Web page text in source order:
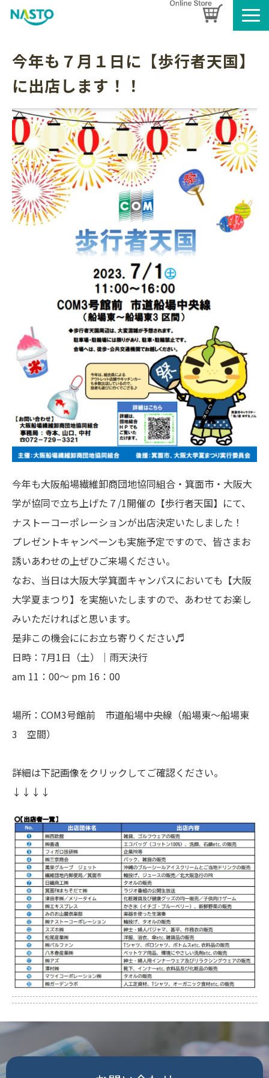
製品情報
お知らせ
ブログ
名入れタオルのご案内
採用情報
SDGsへの取り組み
今年も７月１日に【歩行者天国】
に出店します！！
今年も大阪船場繊維卸商団地協同組合・箕面市・大阪大
学が協同で立ち上げた７/1開催の【歩行者天国】にて、
ナストーコーポレーションが出店決定いたしました！
プレゼントキャンペーンも実施予定ですので、皆さまお
誘いあわせの上ぜひご来場ください。
なお、当日は大阪大学箕面キャンパスにおいても【大阪
大学夏まつり】を実施いたしますので、あわせてお楽し
みいただければと思います。
是非この機会ににお立ち寄りください♬
日時：7月1日（土）｜雨天決行
am 11：00～ pm 16：00
場所：COM3号館前 市道船場中央線（船場東～船場東
3 空間）
詳細は下記画像をクリックしてご確認ください。
↓↓↓↓